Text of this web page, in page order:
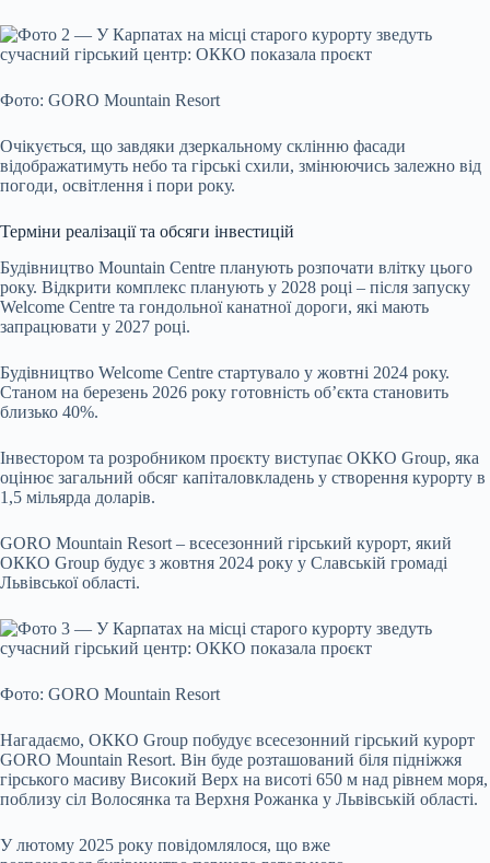
Фото: GORO Mountain Resort
Очікується, що завдяки дзеркальному склінню фасади
відображатимуть небо та гірські схили, змінюючись залежно від
погоди, освітлення і пори року.
Терміни реалізації та обсяги інвестицій
Будівництво Mountain Centre планують розпочати влітку цього
року. Відкрити комплекс планують у 2028 році – після запуску
Welcome Centre та гондольної канатної дороги, які мають
запрацювати у 2027 році.
Будівництво Welcome Centre стартувало у жовтні 2024 року.
Станом на березень 2026 року готовність об’єкта становить
близько 40%.
Інвестором та розробником проєкту виступає ОККО Group, яка
оцінює загальний обсяг капіталовкладень у створення курорту в
1,5 мільярда доларів.
GORO Mountain Resort – всесезонний гірський курорт, який
ОККО Group будує з жовтня 2024 року у Славській громаді
Львівської області.
Фото: GORO Mountain Resort
Нагадаємо, ОККО Group побудує всесезонний гірський курорт
GORO Mountain Resort. Він буде розташований біля підніжжя
гірського масиву Високий Верх на висоті 650 м над рівнем моря,
поблизу сіл Волосянка та Верхня Рожанка у Львівській області.
У лютому 2025 року повідомлялося, що вже